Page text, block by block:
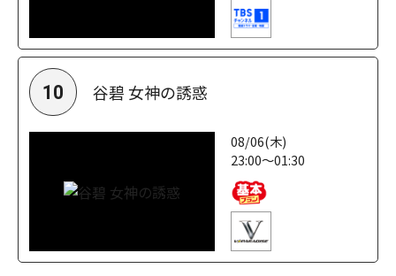
10 谷碧 女神の誘惑
08/06(木)
23:00～01:30